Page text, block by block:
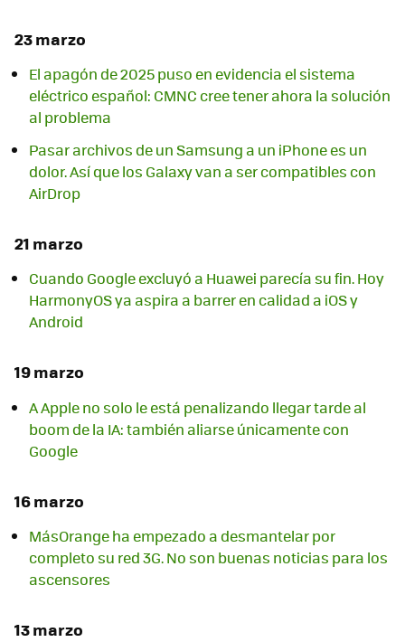
23 marzo
El apagón de 2025 puso en evidencia el sistema
eléctrico español: CMNC cree tener ahora la solución
al problema
Pasar archivos de un Samsung a un iPhone es un
dolor. Así que los Galaxy van a ser compatibles con
AirDrop
21 marzo
Cuando Google excluyó a Huawei parecía su fin. Hoy
HarmonyOS ya aspira a barrer en calidad a iOS y
Android
19 marzo
A Apple no solo le está penalizando llegar tarde al
boom de la IA: también aliarse únicamente con
Google
16 marzo
MásOrange ha empezado a desmantelar por
completo su red 3G. No son buenas noticias para los
ascensores
13 marzo